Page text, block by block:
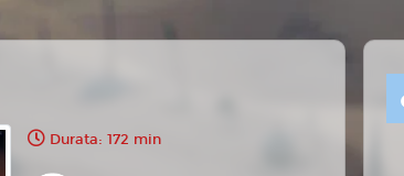
Durata: 172 min